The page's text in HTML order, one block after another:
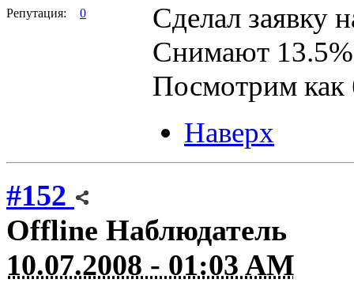
Репутация: 0
Сделал заявку
Снимают 13.5%
Посмотрим как
Наверх
#152
Offline Наблюдатель
10.07.2008 - 01:03 AM